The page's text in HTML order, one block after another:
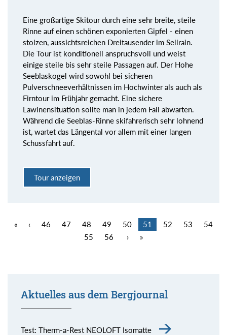
Eine großartige Skitour durch eine sehr breite, steile
Rinne auf einen schönen exponierten Gipfel - einen
stolzen, aussichtsreichen Dreitausender im Sellrain.
Die Tour ist konditionell anspruchsvoll und weist
einige steile bis sehr steile Passagen auf. Der Hohe
Seeblaskogel wird sowohl bei sicheren
Pulverschneeverhältnissen im Hochwinter als auch als
Firntour im Frühjahr gemacht. Eine sichere
Lawinensituation sollte man in jedem Fall abwarten.
Während die Seeblas-Rinne skifahrerisch sehr lohnend
ist, wartet das Längental vor allem mit einer langen
Schussfahrt auf.
Tour anzeigen
« ‹ 46 47 48 49 50 51 52 53
54
55
56 › »
Aktuelles aus dem Bergjournal
Test: Therm-a-Rest NEOLOFT Isomatte